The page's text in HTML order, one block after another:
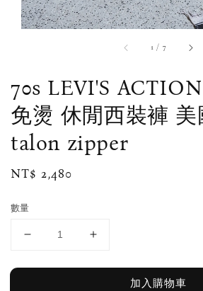
1 / 7
70s LEVI'S
免燙 休閒西裝褲
talon zipper
Regular
NT$ 2,480
數量
加入購物車